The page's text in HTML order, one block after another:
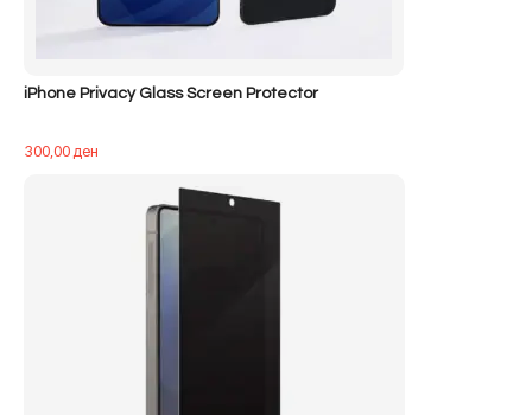
iPhone Privacy Glass Screen Protector
300,00ден